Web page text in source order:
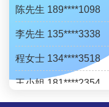
陈先生 189****1098
李先生 135****3338
程女士 134****3518
王小姐 181****2354
陈先生 158****3306